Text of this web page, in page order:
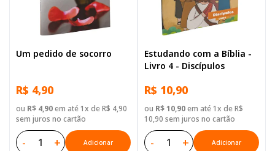
Um pedido de socorro
R$ 4,90
ou R$ 4,90em até 1x de R$ 4,90
sem juros no cartão
- + Adicionar
Estudando com a Bíblia -
Livro 4 - Discípulos
R$ 10,90
ou R$ 10,90em até 1x de R$
10,90 sem juros no cartão
- + Adicionar